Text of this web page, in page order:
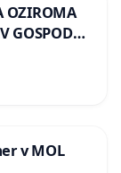
OZIROMA
GOSPODA
v MOL